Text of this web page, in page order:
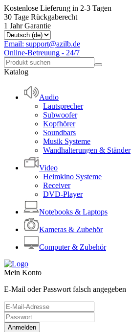
Kostenlose Lieferung in 2-3 Tagen
30 Tage Rückgaberecht
1 Jahr Garantie
Email: support@azilb.de
Online-Betreuung - 24/7
Katalog
Audio
Lautsprecher
Subwoofer
Kopfhörer
Soundbars
Musik Systeme
Wandhalterungen & Ständer
Video
Heimkino Systeme
Receiver
DVD-Player
Notebooks & Laptops
Kameras & Zubehör
Computer & Zubehör
Mein Konto
E-Mail oder Passwort falsch angegeben